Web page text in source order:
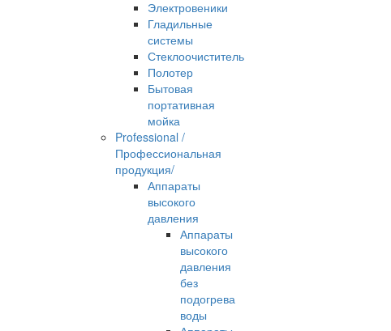
Электровеники
Гладильные
системы
Стеклоочиститель
Полотер
Бытовая
портативная
мойка
Professional /
Профессиональная
продукция/
Аппараты
высокого
давления
Аппараты
высокого
давления
без
подогрева
воды